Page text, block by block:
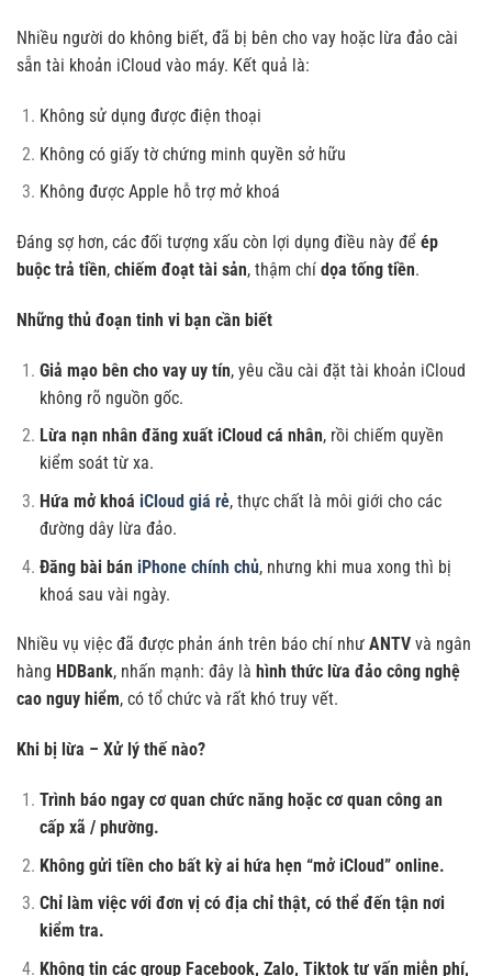
Nhiều người do không biết, đã bị bên cho vay hoặc lừa đảo cài
sẵn tài khoản iCloud vào máy. Kết quả là:
Không sử dụng được điện thoại
Không có giấy tờ chứng minh quyền sở hữu
Không được Apple hỗ trợ mở khoá
Đáng sợ hơn, các đối tượng xấu còn lợi dụng điều này để ép
buộc trả tiền, chiếm đoạt tài sản, thậm chí dọa tống tiền.
Những thủ đoạn tinh vi bạn cần biết
Giả mạo bên cho vay uy tín, yêu cầu cài đặt tài khoản iCloud
không rõ nguồn gốc.
Lừa nạn nhân đăng xuất iCloud cá nhân, rồi chiếm quyền
kiểm soát từ xa.
Hứa mở khoá iCloud giá rẻ, thực chất là môi giới cho các
đường dây lừa đảo.
Đăng bài bán iPhone chính chủ, nhưng khi mua xong thì bị
khoá sau vài ngày.
Nhiều vụ việc đã được phản ánh trên báo chí như ANTV và ngân
hàng HDBank, nhấn mạnh: đây là hình thức lừa đảo công nghệ
cao nguy hiểm, có tổ chức và rất khó truy vết.
Khi bị lừa – Xử lý thế nào?
Trình báo ngay cơ quan chức năng hoặc cơ quan công an
cấp xã / phường.
Không gửi tiền cho bất kỳ ai hứa hẹn “mở iCloud” online.
Chỉ làm việc với đơn vị có địa chỉ thật, có thể đến tận nơi
kiểm tra.
Không tin các group Facebook, Zalo, Tiktok tư vấn miễn phí,